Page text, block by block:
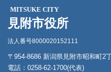
MITSUKE CITY
見附市役所
法人番号8000020152111
〒954-8686 新潟県見附市昭和町2
電話：0258-62-1700(代表)